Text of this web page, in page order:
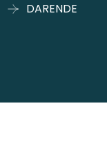
DARENDE